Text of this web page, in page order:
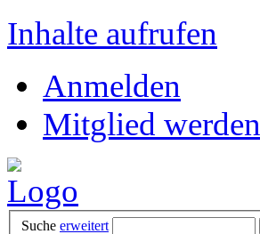
Inhalte aufrufen
Anmelden
Mitglied werden
Suche erweitert